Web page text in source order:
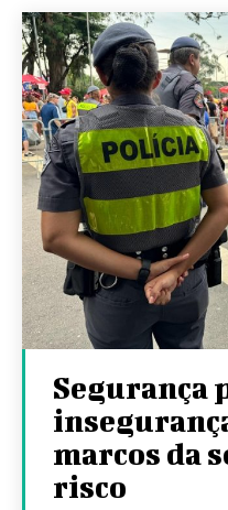
Segurança
marcos da
risco